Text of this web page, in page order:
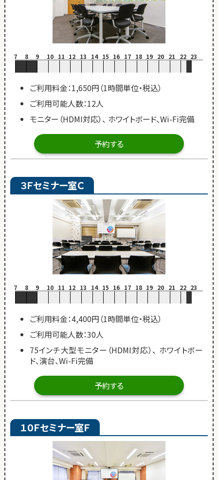
7 8 9 10 11 12 13 14 15 16 17 18 19 20 21 22 23
ご利用料金：1,650円（1時間単位・税込）
ご利用可能人数：12人
モニター（HDMI対応）、 ホワイトボード、Wi-Fi完備
予約する
３Ｆセミナー室Ｃ
7 8 9 10 11 12 13 14 15 16 17 18 19 20 21 22 23
ご利用料金：4,400円（1時間単位・税込）
ご利用可能人数：30人
75インチ大型モニター（HDMI対応）、 ホワイトボー
ド、演台、Wi-Fi完備
予約する
１０Ｆセミナー室Ｆ